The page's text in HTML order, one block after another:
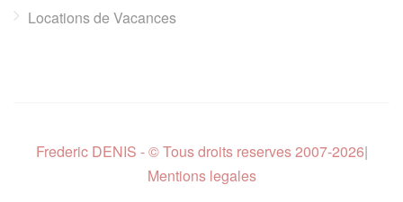
Locations de Vacances
Frederic DENIS - © Tous droits reserves 2007-2026|
Mentions legales